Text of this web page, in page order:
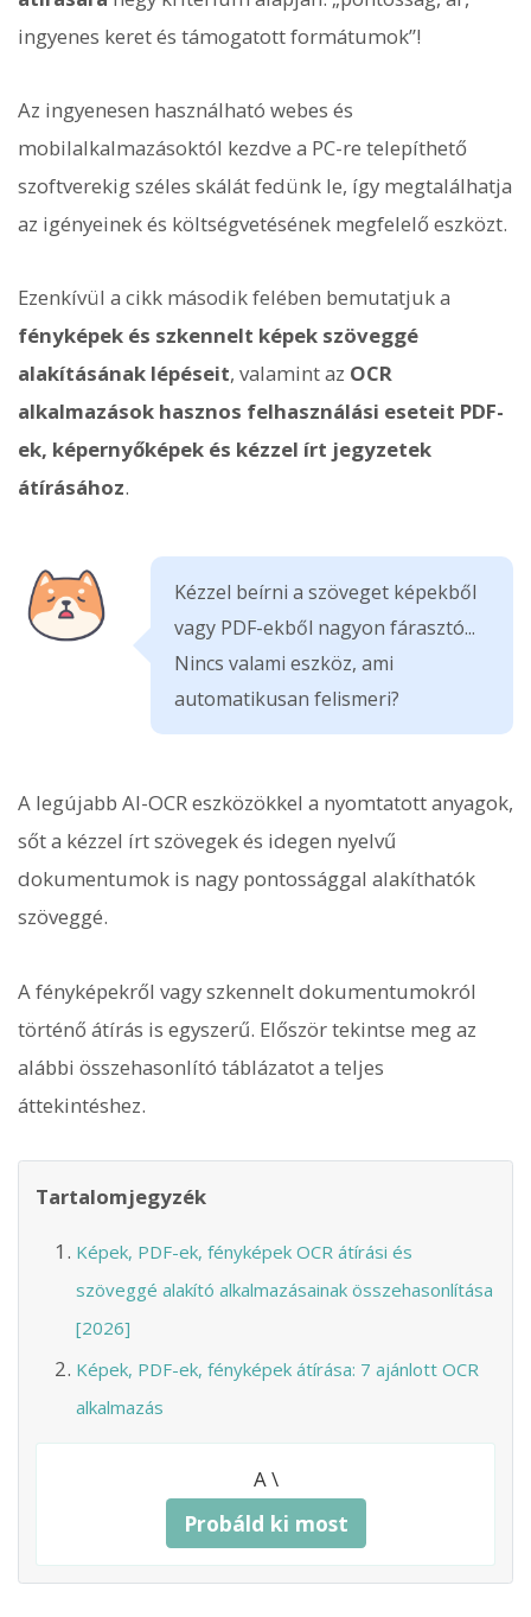
ingyenes keret és támogatott formátumok”!
Az ingyenesen használható webes és
mobilalkalmazásoktól kezdve a PC-re telepíthető
szoftverekig széles skálát fedünk le, így megtalálhatja
az igényeinek és költségvetésének megfelelő eszközt.
Ezenkívül a cikk második felében bemutatjuk a
fényképek és szkennelt képek szöveggé
alakításának lépéseit, valamint az OCR
alkalmazások hasznos felhasználási eseteit PDF-
ek, képernyőképek és kézzel írt jegyzetek
átírásához.
Kézzel beírni a szöveget képekből
vagy PDF-ekből nagyon fárasztó...
Nincs valami eszköz, ami
automatikusan felismeri?
A legújabb AI-OCR eszközökkel a nyomtatott anyagok,
sőt a kézzel írt szövegek és idegen nyelvű
dokumentumok is nagy pontossággal alakíthatók
szöveggé.
A fényképekről vagy szkennelt dokumentumokról
történő átírás is egyszerű. Először tekintse meg az
alábbi összehasonlító táblázatot a teljes
áttekintéshez.
Tartalomjegyzék
Képek, PDF-ek, fényképek OCR átírási és
szöveggé alakító alkalmazásainak összehasonlítása
[2026]
Képek, PDF-ek, fényképek átírása: 7 ajánlott OCR
alkalmazás
A \
Probáld ki most